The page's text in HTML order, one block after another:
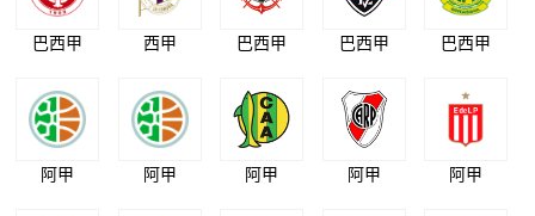
巴西甲 西甲 巴西甲 巴西甲 巴西甲
阿甲 阿甲 阿甲 阿甲 阿甲